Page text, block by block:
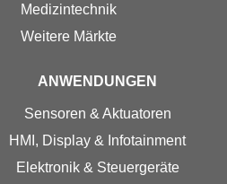
Medizintechnik
Weitere Märkte
ANWENDUNGEN
Sensoren & Aktuatoren
HMI, Display & Infotainment
Elektronik & Steuergeräte